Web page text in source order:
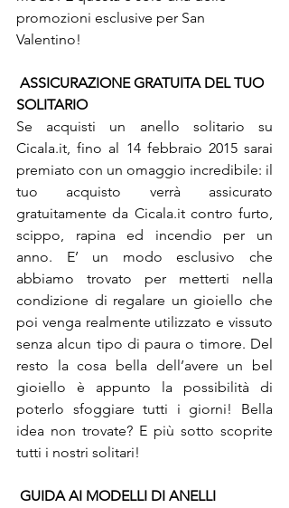
promozioni esclusive per San
Valentino!
ASSICURAZIONE GRATUITA DEL TUO
SOLITARIO
Se acquisti un anello solitario su
Cicala.it, fino al 14 febbraio 2015 sarai
premiato con un omaggio incredibile: il
tuo acquisto verrà assicurato
gratuitamente da Cicala.it contro furto,
scippo, rapina ed incendio per un
anno. E’ un modo esclusivo che
abbiamo trovato per metterti nella
condizione di regalare un gioiello che
poi venga realmente utilizzato e vissuto
senza alcun tipo di paura o timore. Del
resto la cosa bella dell’avere un bel
gioiello è appunto la possibilità di
poterlo sfoggiare tutti i giorni! Bella
idea non trovate? E più sotto scoprite
tutti i nostri solitari!
GUIDA AI MODELLI DI ANELLI